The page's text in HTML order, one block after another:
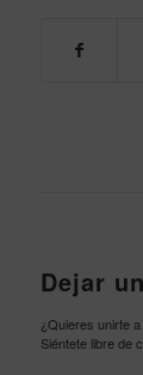
Dejar
¿Quieres unirte
Siéntete libre de